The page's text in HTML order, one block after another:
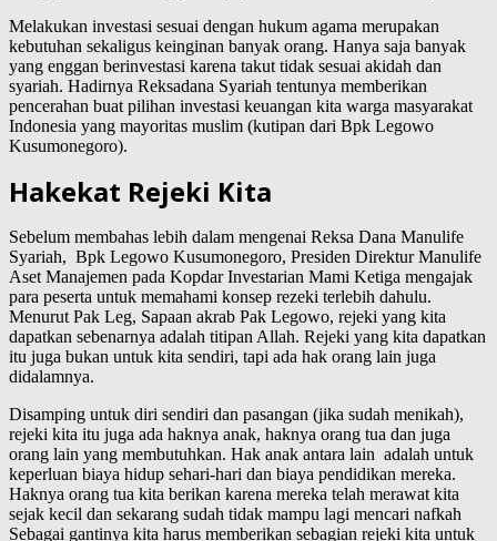
Melakukan investasi sesuai dengan hukum agama merupakan
kebutuhan sekaligus keinginan banyak orang. Hanya saja banyak
yang enggan berinvestasi karena takut tidak sesuai akidah dan
syariah. Hadirnya Reksadana Syariah tentunya memberikan
pencerahan buat pilihan investasi keuangan kita warga masyarakat
Indonesia yang mayoritas muslim (kutipan dari Bpk Legowo
Kusumonegoro).
Hakekat Rejeki Kita
Sebelum membahas lebih dalam mengenai Reksa Dana Manulife
Syariah, Bpk Legowo Kusumonegoro, Presiden Direktur Manulife
Aset Manajemen pada Kopdar Investarian Mami Ketiga mengajak
para peserta untuk memahami konsep rezeki terlebih dahulu.
Menurut Pak Leg, Sapaan akrab Pak Legowo, rejeki yang kita
dapatkan sebenarnya adalah titipan Allah. Rejeki yang kita dapatkan
itu juga bukan untuk kita sendiri, tapi ada hak orang lain juga
didalamnya.
Disamping untuk diri sendiri dan pasangan (jika sudah menikah),
rejeki kita itu juga ada haknya anak, haknya orang tua dan juga
orang lain yang membutuhkan. Hak anak antara lain adalah untuk
keperluan biaya hidup sehari-hari dan biaya pendidikan mereka.
Haknya orang tua kita berikan karena mereka telah merawat kita
sejak kecil dan sekarang sudah tidak mampu lagi mencari nafkah
Sebagai gantinya kita harus memberikan sebagian rejeki kita untuk